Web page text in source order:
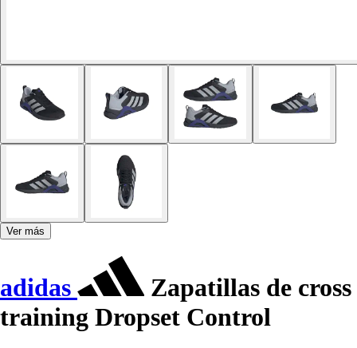
Ver más
adidas
Zapatillas de cross
training Dropset Control